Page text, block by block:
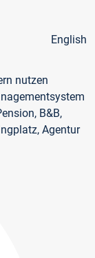
English
nutzen
B&B,
Agentur